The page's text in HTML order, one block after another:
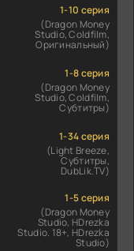
1-10 серия
(Dragon Money
Studio, Coldfilm,
Оригинальный)
1-8 серия
(Dragon Money
Studio, Coldfilm,
Субтитры)
1-34 серия
(Light Breeze,
Субтитры,
DubLik.TV)
1-5 серия
(Dragon Money
Studio, HDrezka
Studio. 18+, HDrezka
Studio)